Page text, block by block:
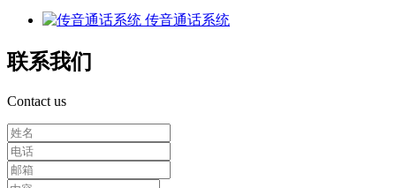
传音通话系统
联系我们
Contact us